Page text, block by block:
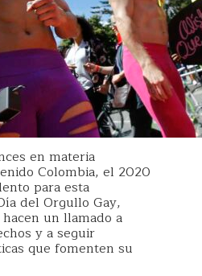
en materia
Colombia, el 2020
para esta
del Orgullo Gay,
un llamado a
y a seguir
que fomenten su